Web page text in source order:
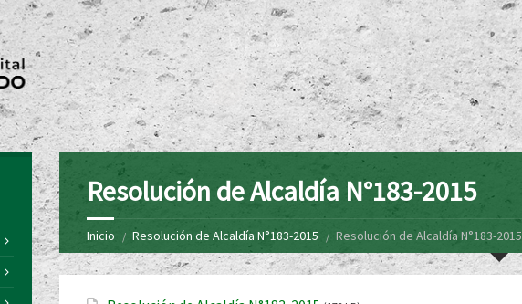
Resolución de Alcaldía N°183-2015
Inicio Resolución de Alcaldía N°183-2015 Resolución de Alcaldía N°183-2015